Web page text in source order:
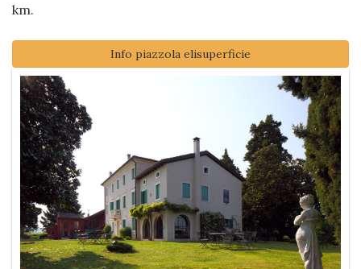
km.
Info piazzola elisuperficie